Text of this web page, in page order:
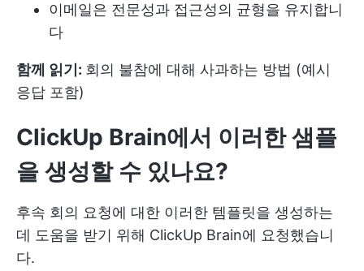
이메일은 전문성과 접근성의 균형을 유지합니
다
함께 읽기: 회의 불참에 대해 사과하는 방법 (예시
응답 포함)
ClickUp Brain에서 이러한 샘플
을 생성할 수 있나요?
후속 회의 요청에 대한 이러한 템플릿을 생성하는
데 도움을 받기 위해 ClickUp Brain에 요청했습니
다.